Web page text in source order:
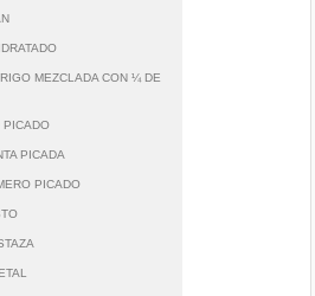
MEZCLADA CON ¼ DE
PICADO
PICADA
PICADO